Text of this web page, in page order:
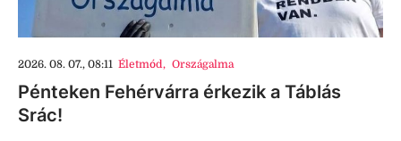
2026. 08. 07., 08:11 Életmód, Országalma
Pénteken Fehérvárra érkezik a Táblás
Srác!